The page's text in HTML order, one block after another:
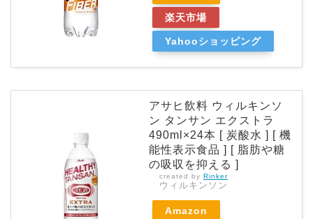
楽天市場
Yahooショッピング
アサヒ飲料 ウィルキンソ
ン タンサン エクストラ
490ml×24本 [ 炭酸水 ] [ 機
能性表示食品 ] [ 脂肪や糖
の吸収を抑える ]
created by Rinker
ウィルキンソン
Amazon